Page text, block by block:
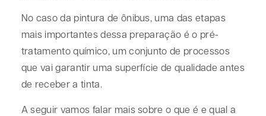
No caso da pintura de ônibus, uma das etapas
mais importantes dessa preparação é o pré-
tratamento químico, um conjunto de processos
que vai garantir uma superfície de qualidade antes
de receber a tinta.
A seguir vamos falar mais sobre o que é e qual a